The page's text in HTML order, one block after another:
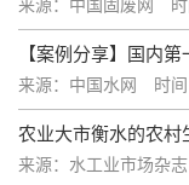
来源：中国固废网
【案例分享】国内
来源：中国水网 时
农业大市衡水的农村
来源：水工业市场杂志